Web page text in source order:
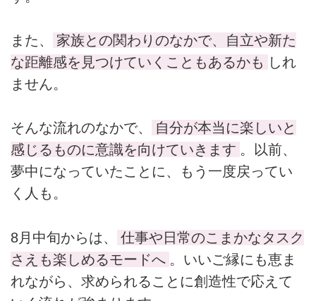
また、
家族との関わりのなかで、自立や新た
な距離感を見つけていくこともあるかも しれ
ません。
そんな流れのなかで、
自分が本当に楽しいと
感じるものに意識を向けていきます 。以前、
夢中になっていたことに、もう一度戻ってい
く人も。
8月中旬からは、
仕事や日常のこまかなタスク
さえも楽しめるモードへ 。いいご縁にも恵ま
れながら、求められることに創造性で応えて